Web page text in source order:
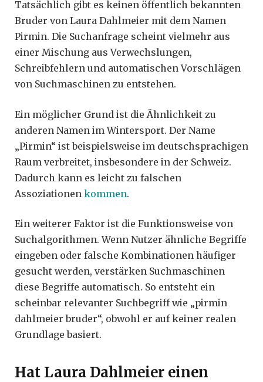
Tatsächlich gibt es keinen öffentlich bekannten
Bruder von Laura Dahlmeier mit dem Namen
Pirmin. Die Suchanfrage scheint vielmehr aus
einer Mischung aus Verwechslungen,
Schreibfehlern und automatischen Vorschlägen
von Suchmaschinen zu entstehen.
Ein möglicher Grund ist die Ähnlichkeit zu
anderen Namen im Wintersport. Der Name
„Pirmin“ ist beispielsweise im deutschsprachigen
Raum verbreitet, insbesondere in der Schweiz.
Dadurch kann es leicht zu falschen
Assoziationen kommen.
Ein weiterer Faktor ist die Funktionsweise von
Suchalgorithmen. Wenn Nutzer ähnliche Begriffe
eingeben oder falsche Kombinationen häufiger
gesucht werden, verstärken Suchmaschinen
diese Begriffe automatisch. So entsteht ein
scheinbar relevanter Suchbegriff wie „pirmin
dahlmeier bruder“, obwohl er auf keiner realen
Grundlage basiert.
Hat Laura Dahlmeier einen